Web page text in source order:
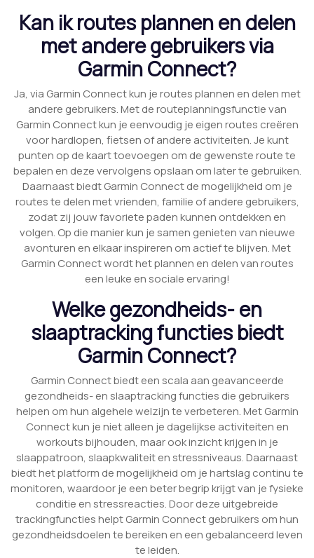
Kan ik routes plannen en delen
met andere gebruikers via
Garmin Connect?
Ja, via Garmin Connect kun je routes plannen en delen met
andere gebruikers. Met de routeplanningsfunctie van
Garmin Connect kun je eenvoudig je eigen routes creëren
voor hardlopen, fietsen of andere activiteiten. Je kunt
punten op de kaart toevoegen om de gewenste route te
bepalen en deze vervolgens opslaan om later te gebruiken.
Daarnaast biedt Garmin Connect de mogelijkheid om je
routes te delen met vrienden, familie of andere gebruikers,
zodat zij jouw favoriete paden kunnen ontdekken en
volgen. Op die manier kun je samen genieten van nieuwe
avonturen en elkaar inspireren om actief te blijven. Met
Garmin Connect wordt het plannen en delen van routes
een leuke en sociale ervaring!
Welke gezondheids- en
slaaptracking functies biedt
Garmin Connect?
Garmin Connect biedt een scala aan geavanceerde
gezondheids- en slaaptracking functies die gebruikers
helpen om hun algehele welzijn te verbeteren. Met Garmin
Connect kun je niet alleen je dagelijkse activiteiten en
workouts bijhouden, maar ook inzicht krijgen in je
slaappatroon, slaapkwaliteit en stressniveaus. Daarnaast
biedt het platform de mogelijkheid om je hartslag continu te
monitoren, waardoor je een beter begrip krijgt van je fysieke
conditie en stressreacties. Door deze uitgebreide
trackingfuncties helpt Garmin Connect gebruikers om hun
gezondheidsdoelen te bereiken en een gebalanceerd leven
te leiden.